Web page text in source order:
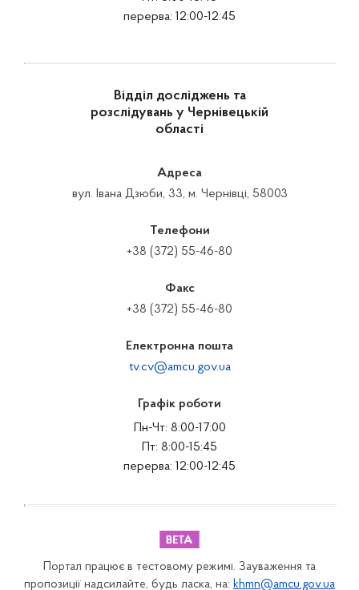
перерва: 12:00-12:45
Відділ досліджень та
розслідувань у Чернівецькій
області
Адреса
вул. Івана Дзюби, 33, м. Чернівці, 58003
Телефони
+38 (372) 55-46-80
Факс
+38 (372) 55-46-80
Електронна пошта
tv.cv@amcu.gov.ua
Графік роботи
Пн-Чт: 8:00-17:00
Пт: 8:00-15:45
перерва: 12:00-12:45
Портал працює в тестовому режимі. Зауваження та
пропозиції надсилайте, будь ласка, на: khmn@amcu.gov.ua